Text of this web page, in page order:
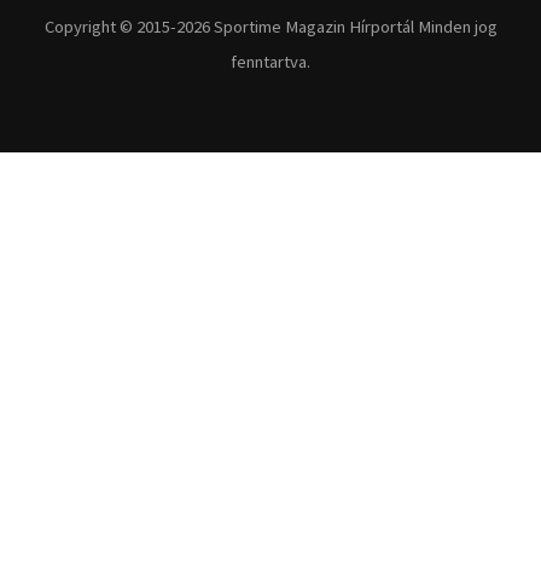
Copyright © 2015-2026 Sportime Magazin Hírportál Minden jog
fenntartva.